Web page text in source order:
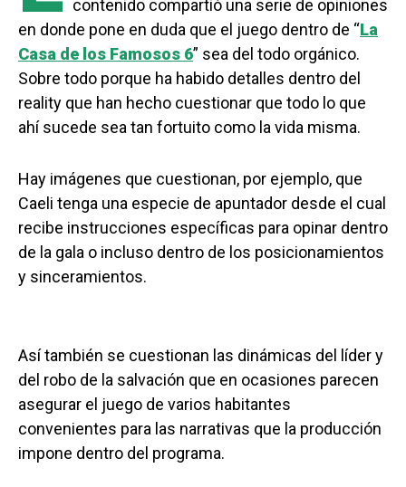
contenido compartió una serie de opiniones
en donde pone en duda que el juego dentro de “La
Casa de los Famosos 6” sea del todo orgánico.
Sobre todo porque ha habido detalles dentro del
reality que han hecho cuestionar que todo lo que
ahí sucede sea tan fortuito como la vida misma.
Hay imágenes que cuestionan, por ejemplo, que
Caeli tenga una especie de apuntador desde el cual
recibe instrucciones específicas para opinar dentro
de la gala o incluso dentro de los posicionamientos
y sinceramientos.
Así también se cuestionan las dinámicas del líder y
del robo de la salvación que en ocasiones parecen
asegurar el juego de varios habitantes
convenientes para las narrativas que la producción
impone dentro del programa.